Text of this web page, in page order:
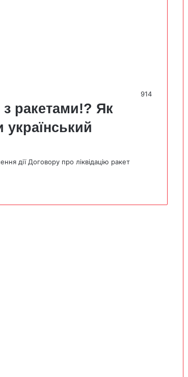
914
з ракетами!? Як
дії Договору про ліквідацію ракет